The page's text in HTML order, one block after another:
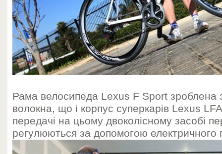
Рама велосипеда Lexus F Sport зроблена
волокна, що і корпус суперкарів Lexus
передачі на цьому двоколісному засобі
регулюються за допомогою електричного